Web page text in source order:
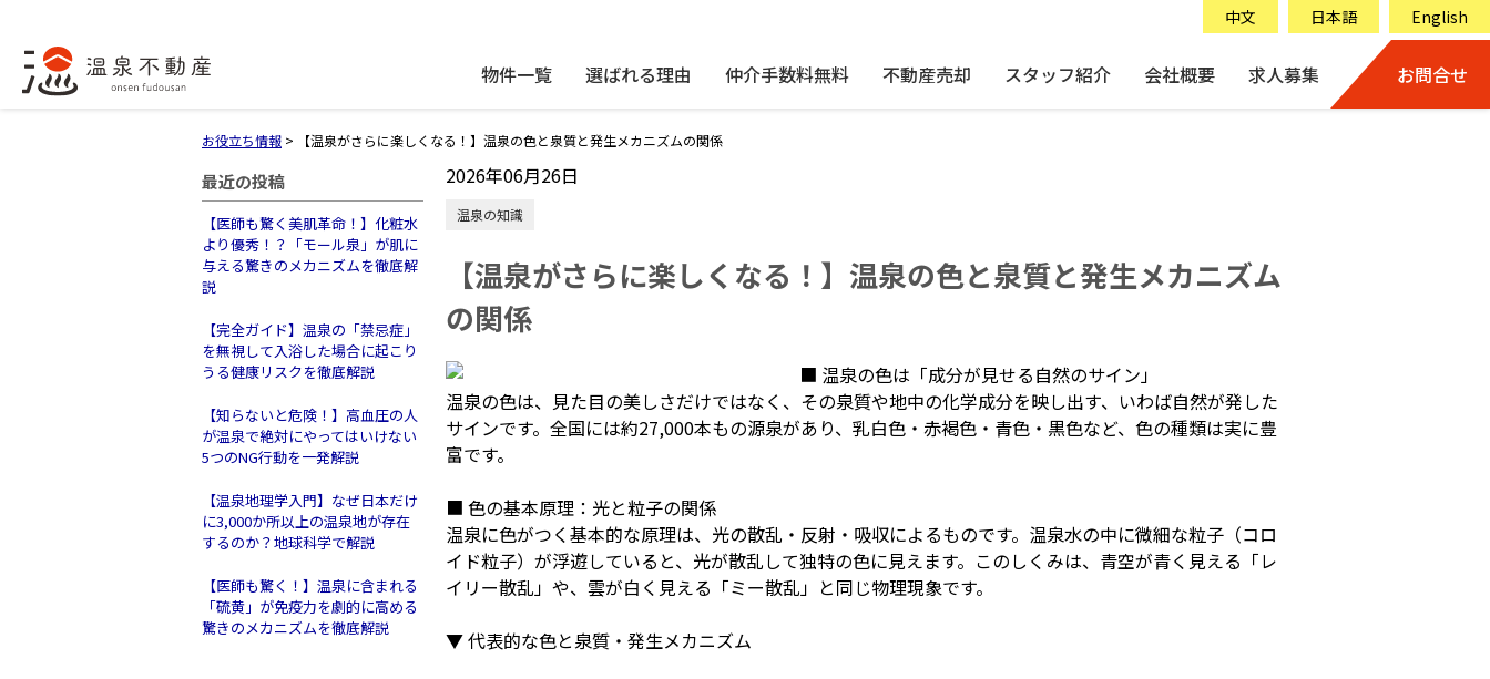
中文 日本語 English
物件一覧 選ばれる理由 仲介手数料無料 不動産売却 スタッフ紹介 会社概要 求人募集 お問合せ
お役立ち情報 > 【温泉がさらに楽しくなる！】温泉の色と泉質と発生メカニズムの関係
最近の投稿
【医師も驚く美肌革命！】化粧水
より優秀！？「モール泉」が肌に
与える驚きのメカニズムを徹底解
説
【完全ガイド】温泉の「禁忌症」
を無視して入浴した場合に起こり
うる健康リスクを徹底解説
【知らないと危険！】高血圧の人
が温泉で絶対にやってはいけない
5つのNG行動を一発解説
【温泉地理学入門】なぜ日本だけ
に3,000か所以上の温泉地が存在
するのか？地球科学で解説
【医師も驚く！】温泉に含まれる
「硫黄」が免疫力を劇的に高める
驚きのメカニズムを徹底解説
2026年06月26日
温泉の知識
【温泉がさらに楽しくなる！】温泉の色と泉質と発生メカニズム
の関係
■ 温泉の色は「成分が見せる自然のサイン」
温泉の色は、見た目の美しさだけではなく、その泉質や地中の化学成分を映し出す、いわば自然が発した
サインです。全国には約27,000本もの源泉があり、乳白色・赤褐色・青色・黒色など、色の種類は実に豊
富です。
■ 色の基本原理：光と粒子の関係
温泉に色がつく基本的な原理は、光の散乱・反射・吸収によるものです。温泉水の中に微細な粒子（コロ
イド粒子）が浮遊していると、光が散乱して独特の色に見えます。このしくみは、青空が青く見える「レ
イリー散乱」や、雲が白く見える「ミー散乱」と同じ物理現象です。
▼ 代表的な色と泉質・発生メカニズム